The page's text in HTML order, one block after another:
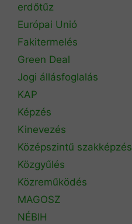
erdőtűz
Európai Unió
Fakitermelés
Green Deal
Jogi állásfoglalás
KAP
Képzés
Kinevezés
Középszintű szakképzés
Közgyűlés
Közreműködés
MAGOSZ
NÉBIH